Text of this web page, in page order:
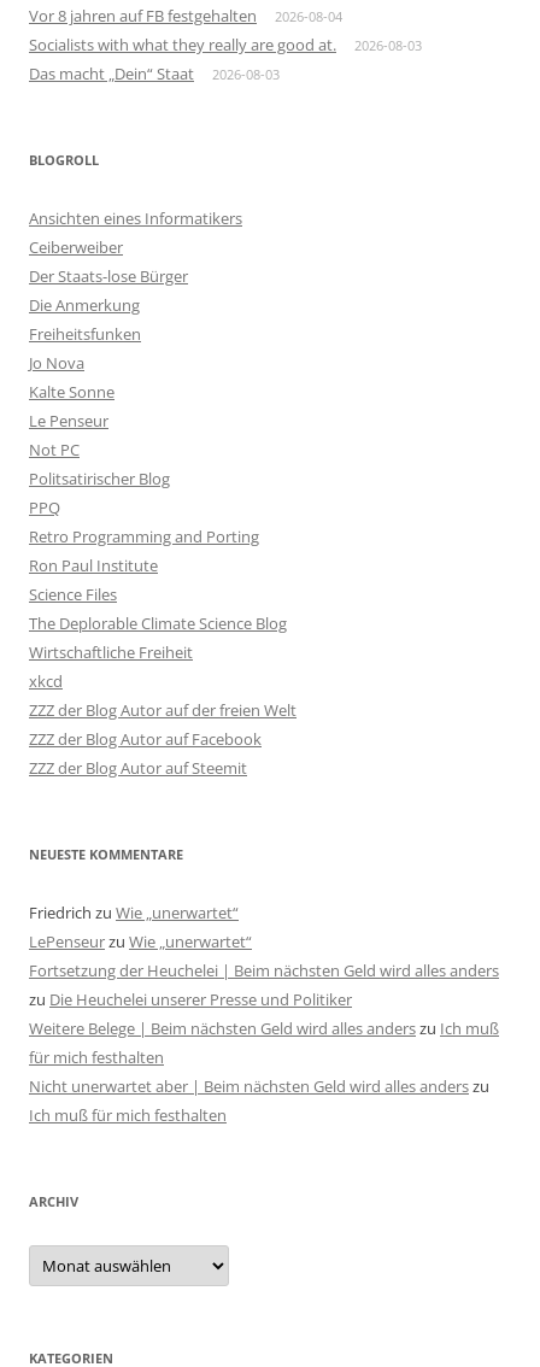
Vor 8 jahren auf FB festgehalten 2026-08-04
Socialists with what they really are good at. 2026-08-03
Das macht „Dein“ Staat 2026-08-03
BLOGROLL
Ansichten eines Informatikers
Ceiberweiber
Der Staats-lose Bürger
Die Anmerkung
Freiheitsfunken
Jo Nova
Kalte Sonne
Le Penseur
Not PC
Politsatirischer Blog
PPQ
Retro Programming and Porting
Ron Paul Institute
Science Files
The Deplorable Climate Science Blog
Wirtschaftliche Freiheit
xkcd
ZZZ der Blog Autor auf der freien Welt
ZZZ der Blog Autor auf Facebook
ZZZ der Blog Autor auf Steemit
NEUESTE KOMMENTARE
Friedrich zu Wie „unerwartet“
LePenseurzu Wie „unerwartet“
Fortsetzung der Heuchelei | Beim nächsten Geld wird alles anders
zu Die Heuchelei unserer Presse und Politiker
Weitere Belege | Beim nächsten Geld wird alles anderszu Ich muß
für mich festhalten
Nicht unerwartet aber | Beim nächsten Geld wird alles anderszu
Ich muß für mich festhalten
ARCHIV
Archiv
KATEGORIEN